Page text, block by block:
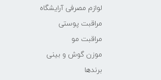
لوازم مصرفی آرایشگاه
مراقبت پوستی
مراقبت مو
موزن گوش و بینی
برندها